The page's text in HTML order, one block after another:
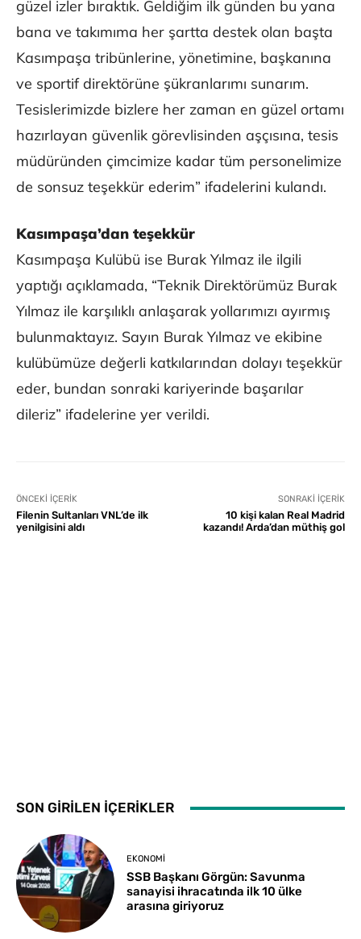
güzel izler bıraktık. Geldiğim ilk günden bu yana
bana ve takımıma her şartta destek olan başta
Kasımpaşa tribünlerine, yönetimine, başkanına
ve sportif direktörüne şükranlarımı sunarım.
Tesislerimizde bizlere her zaman en güzel ortamı
hazırlayan güvenlik görevlisinden aşçısına, tesis
müdüründen çimcimize kadar tüm personelimize
de sonsuz teşekkür ederim” ifadelerini kulandı.
Kasımpaşa’dan teşekkür
Kasımpaşa Kulübü ise Burak Yılmaz ile ilgili
yaptığı açıklamada, “Teknik Direktörümüz Burak
Yılmaz ile karşılıklı anlaşarak yollarımızı ayırmış
bulunmaktayız. Sayın Burak Yılmaz ve ekibine
kulübümüze değerli katkılarından dolayı teşekkür
eder, bundan sonraki kariyerinde başarılar
dileriz” ifadelerine yer verildi.
ÖNCEKI İÇERIK
Filenin Sultanları VNL’de ilk
yenilgisini aldı
SONRAKI İÇERIK
10 kişi kalan Real Madrid
kazandı! Arda’dan müthiş gol
SON GİRİLEN İÇERİKLER
EKONOMI
SSB Başkanı Görgün: Savunma
sanayisi ihracatında ilk 10 ülke
arasına giriyoruz